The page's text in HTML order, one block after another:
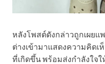
หลังโพสต์ดังกล่าวถูกเผยแ
ต่างเข้ามาแสดงความคิด
ที่เกิดขึ้น พร้อมส่งกำลังใจ